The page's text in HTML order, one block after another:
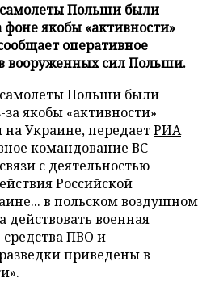
Польши были
якобы «активности»
оперативное
вооруженных сил Польши.
Польши были
якобы «активности»
Украине, передаетРИА
командование ВС
с деятельностью
Российской
в польском воздушном
действовать военная
ПВО и
приведены в